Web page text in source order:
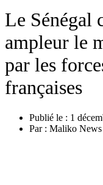
Le Sénégal
ampleur le
par les
françaises
Publié le : 1
Par : Maliko News